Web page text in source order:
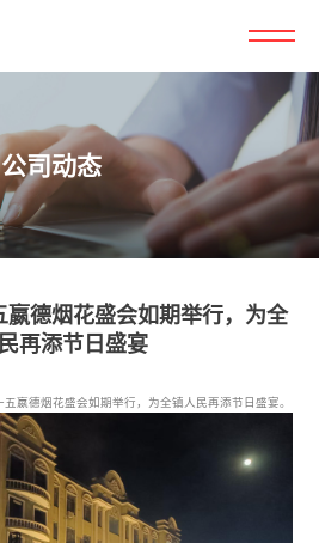
公司动态
德烟花盛会如期举行，为全
再添节日盛宴
嬴德烟花盛会如期举行，为全镇人民再添节日盛宴。